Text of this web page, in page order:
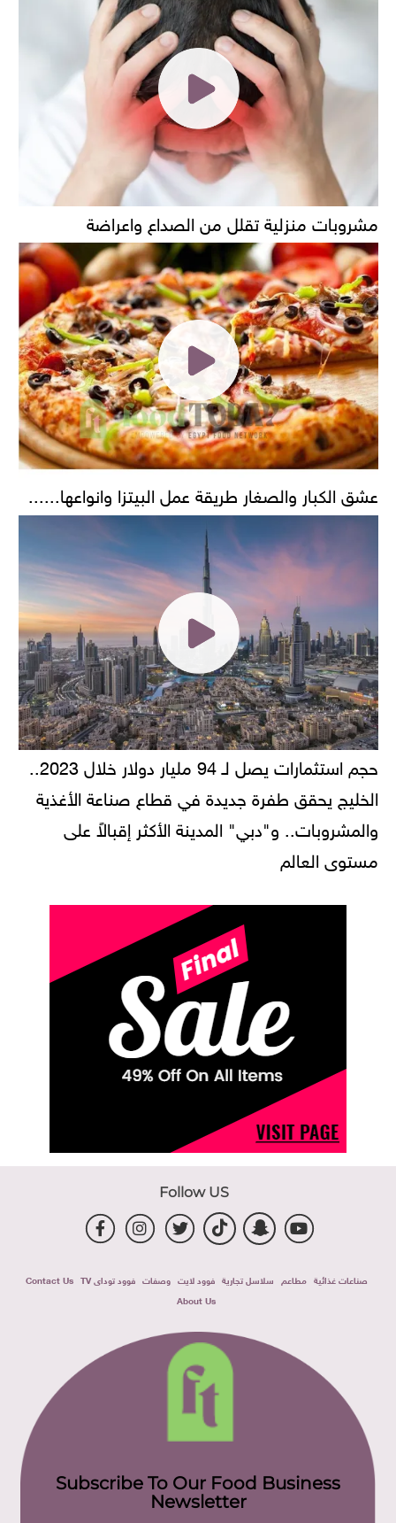
مشروبات منزلية تقلل من الصداع واعراضة
عشق الكبار والصغار طريقة عمل البيتزا وانواعها......
حجم استثمارات يصل لـ 94 مليار دولار خلال 2023..
الخليج يحقق طفرة جديدة في قطاع صناعة الأغذية
والمشروبات.. و"دبي" المدينة الأكثر إقبالاً على
مستوى العالم
Follow US
صناعات غذائية مطاعم سلاسل تجارية فوود لايت وصفات فوود توداى TV
Contact Us
About Us
Subscribe To Our Food Business
Newsletter